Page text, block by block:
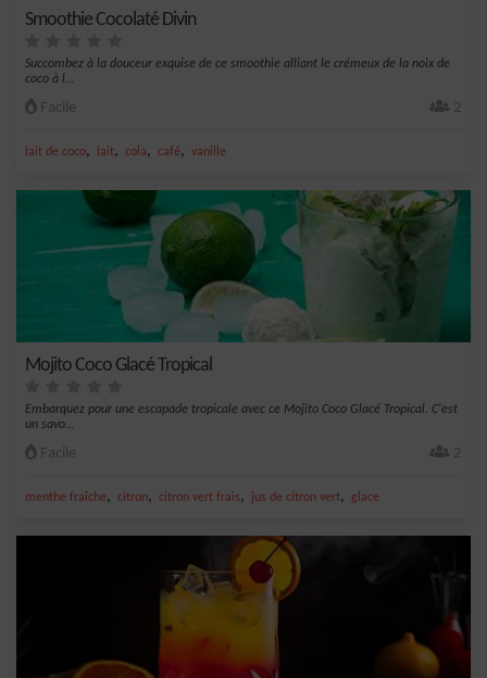
Smoothie Cocolaté Divin
Succombez à la douceur exquise de ce smoothie alliant le crémeux de la noix de
coco à l...
Facile 2
lait de coco, lait, cola, café, vanille
Mojito Coco Glacé Tropical
Embarquez pour une escapade tropicale avec ce Mojito Coco Glacé Tropical. C'est
un savo...
Facile 2
menthe fraîche, citron, citron vert frais, jus de citron vert, glace